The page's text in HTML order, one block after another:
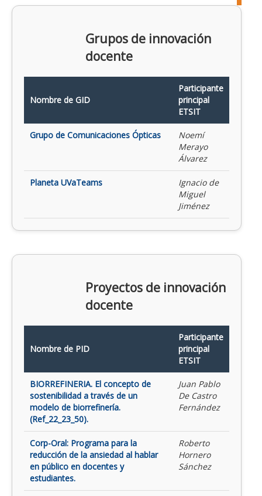
Grupos de innovación
docente
Nombre de GID
Participante
principal
ETSIT
Grupo de Comunicaciones Ópticas
Noemí
Merayo
Álvarez
Planeta UVaTeams
Ignacio de
Miguel
Jiménez
Proyectos de innovación
docente
Nombre de PID
Participante
principal
ETSIT
BIORREFINERIA. El concepto de
sostenibilidad a través de un
modelo de biorrefinería.
(Ref_22_23_50).
Juan Pablo
De Castro
Fernández
Corp-Oral: Programa para la
reducción de la ansiedad al hablar
en público en docentes y
estudiantes.
Roberto
Hornero
Sánchez